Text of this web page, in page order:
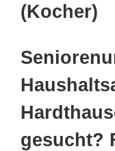
(Kocher)
gesucht?